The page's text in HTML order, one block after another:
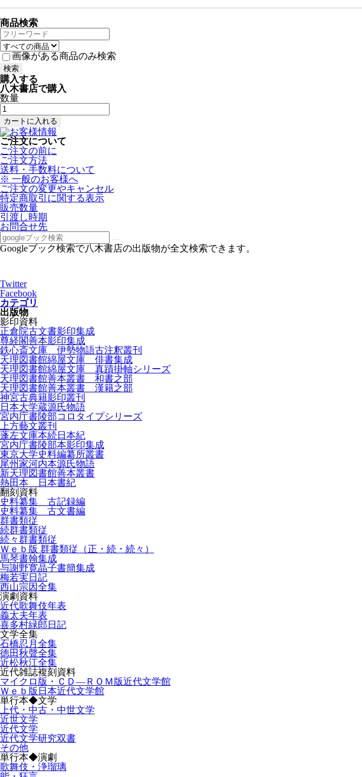
商品検索
画像がある商品のみ検索
購入する
八木書店で購入
数量
ご注文について
ご注文の前に
ご注文方法
送料・手数料について
※ 一般のお客様へ
ご注文の変更やキャンセル
特定商取引に関する表示
販売数量
引渡し時期
お問合せ先
Googleブック検索で八木書店の出版物が全文検索できます。
Twitter
Facebook
カテゴリ
出版物
影印資料
正倉院古文書影印集成
尊経閣善本影印集成
鉄心斎文庫 伊勢物語古注釈叢刊
天理図書館綿屋文庫 俳書集成
天理図書館綿屋文庫 真蹟掛軸シリーズ
天理図書館善本叢書 和書之部
天理図書館善本叢書 漢籍之部
神宮古典籍影印叢刊
日本大学蔵源氏物語
宮内庁書陵部コロタイプシリーズ
上方藝文叢刊
蓬左文庫本続日本紀
宮内庁書陵部本影印集成
東京大学史料編纂所叢書
尾州家河内本源氏物語
新天理図書館善本叢書
熱田本 日本書紀
翻刻資料
史料纂集 古記録編
史料纂集 古文書編
群書類従
続群書類従
続々群書類従
Ｗｅｂ版 群書類従（正・続・続々）
馬琴書翰集成
与謝野寛晶子書簡集成
梅若実日記
西山宗因全集
演劇資料
近代歌舞伎年表
義太夫年表
喜多村緑郎日記
文学全集
石橋忍月全集
徳田秋聲全集
近松秋江全集
近代雑誌複刻資料
マイクロ版・ＣＤ―ＲＯＭ版近代文学館
Ｗｅｂ版日本近代文学館
単行本◆文学
上代・中古・中世文学
近世文学
近代文学
近代文学研究双書
その他
単行本◆演劇
歌舞伎・浄瑠璃